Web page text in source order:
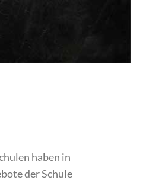
haben in
der Schule